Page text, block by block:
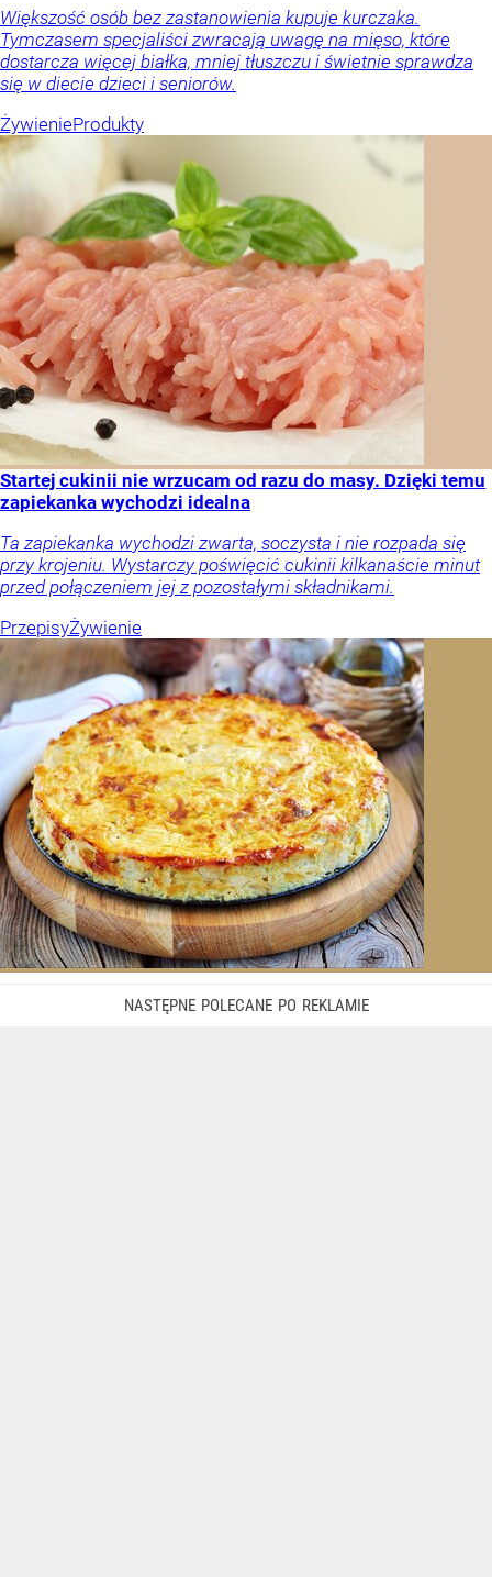
Większość osób bez zastanowienia kupuje kurczaka.
Tymczasem specjaliści zwracają uwagę na mięso, które
dostarcza więcej białka, mniej tłuszczu i świetnie sprawdza
się w diecie dzieci i seniorów.
ŻywienieProdukty
Startej cukinii nie wrzucam od razu do masy. Dzięki temu
zapiekanka wychodzi idealna
Ta zapiekanka wychodzi zwarta, soczysta i nie rozpada się
przy krojeniu. Wystarczy poświęcić cukinii kilkanaście minut
przed połączeniem jej z pozostałymi składnikami.
PrzepisyŻywienie